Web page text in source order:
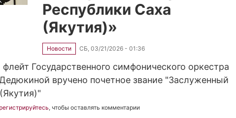
Республики Саха
(Якутия)»
Новости СБ, 03/21/2026 - 01:36
Государственного симфонического оркестра
вручено почетное звание "Заслуженный
, чтобы оставлять комментарии